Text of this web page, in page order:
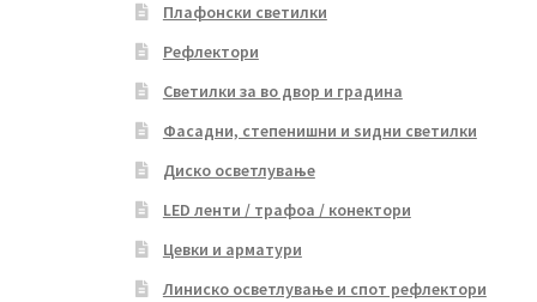
Плафонски светилки
Рефлектори
Светилки за во двор и градина
Фасадни, степенишни и ѕидни светилки
Диско осветлување
LED ленти / трафоа / конектори
Цевки и арматури
Линиско осветлување и спот рефлектори